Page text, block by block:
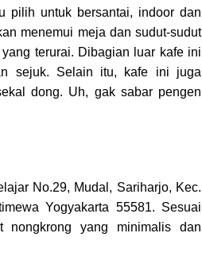
pilih untuk bersantai, indoor dan
menemui meja dan sudut-sudut
terurai. Dibagian luar kafe ini
sejuk. Selain itu, kafe ini juga
dong. Uh, gak sabar pengen
No.29, Mudal, Sariharjo, Kec.
Yogyakarta 55581. Sesuai
nongkrong yang minimalis dan